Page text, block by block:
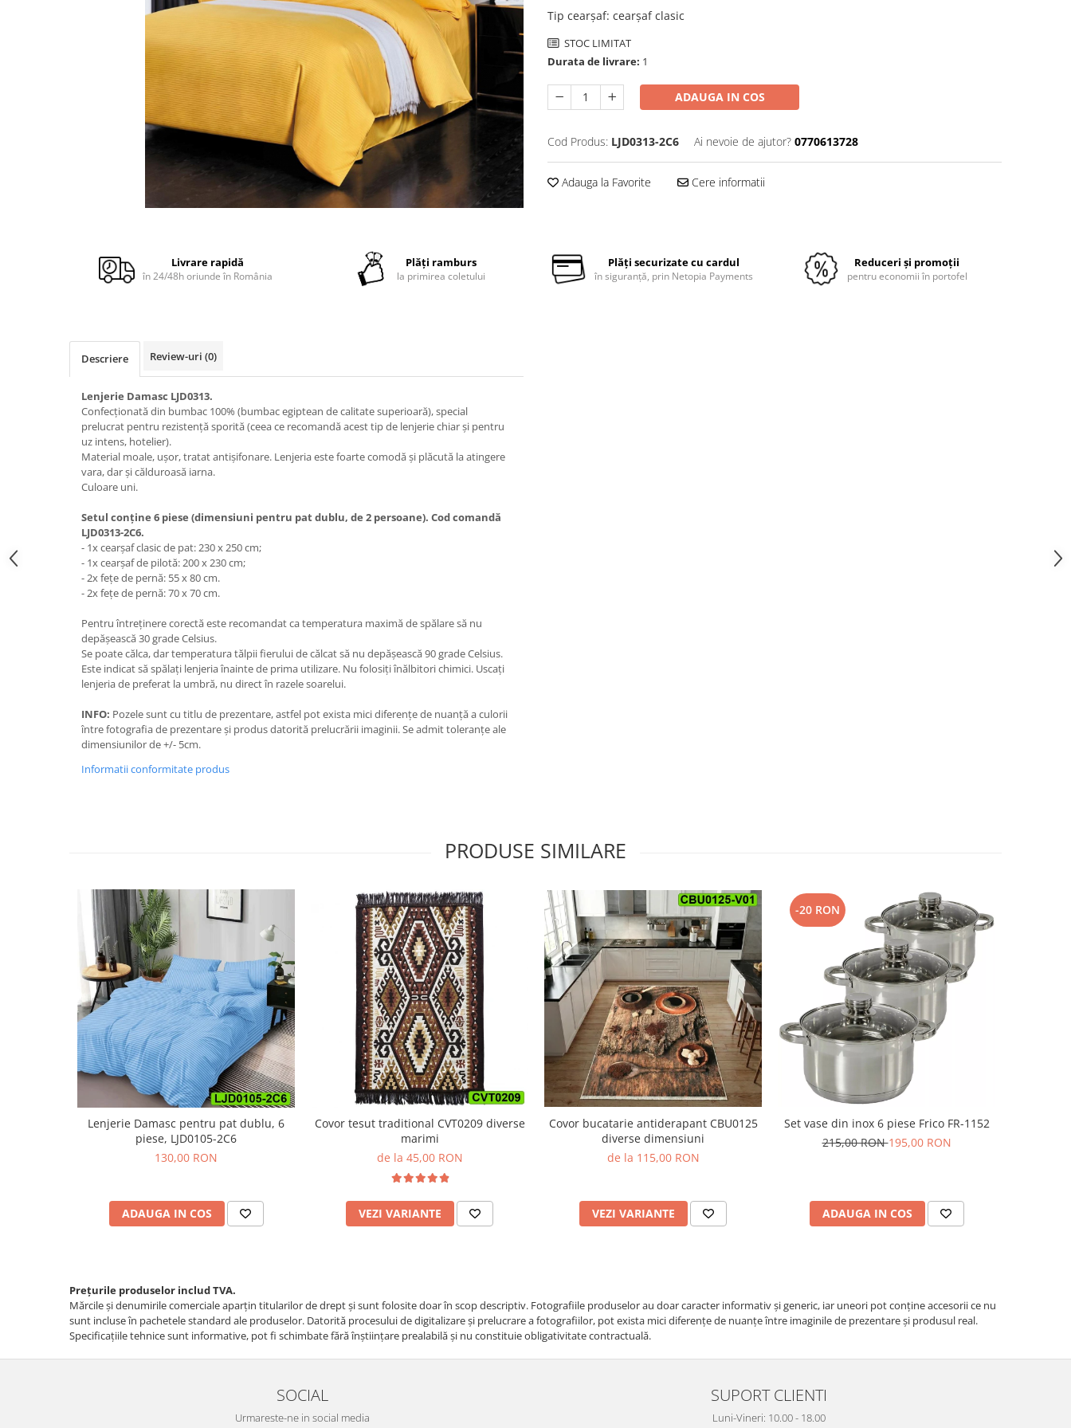
Huse de protectie pat finet
Tip cearșaf: cearșaf clasic
STOC LIMITAT
Durata de livrare: 1
ADAUGA IN COS
Cod Produs: LJD0313-2C6 Ai nevoie de ajutor? 0770613728
Adauga la Favorite Cere informatii
Livrare rapidă
în 24/48h oriunde în România
Plăți ramburs
la primirea coletului
Plăți securizate cu cardul
în siguranță, prin Netopia Payments
Reduceri și promoții
pentru economii în portofel
Descriere Review-uri (0)
Lenjerie Damasc LJD0313.
Confecționată din bumbac 100% (bumbac egiptean de calitate superioară), special
prelucrat pentru rezistență sporită (ceea ce recomandă acest tip de lenjerie chiar și pentru
uz intens, hotelier).
Material moale, ușor, tratat antișifonare. Lenjeria este foarte comodă și plăcută la atingere
vara, dar și călduroasă iarna.
Culoare uni.
Setul conține 6 piese (dimensiuni pentru pat dublu, de 2 persoane). Cod comandă
LJD0313-2C6.
- 1x cearșaf clasic de pat: 230 x 250 cm;
- 1x cearșaf de pilotă: 200 x 230 cm;
- 2x fețe de pernă: 55 x 80 cm.
- 2x fețe de pernă: 70 x 70 cm.
Pentru întreținere corectă este recomandat ca temperatura maximă de spălare să nu
depășească 30 grade Celsius.
Se poate călca, dar temperatura tălpii fierului de călcat să nu depășească 90 grade Celsius.
Este indicat să spălați lenjeria înainte de prima utilizare. Nu folosiți înălbitori chimici. Uscați
lenjeria de preferat la umbră, nu direct în razele soarelui.
INFO: Pozele sunt cu titlu de prezentare, astfel pot exista mici diferențe de nuanță a culorii
între fotografia de prezentare și produs datorită prelucrării imaginii. Se admit toleranțe ale
dimensiunilor de +/- 5cm.
Informatii conformitate produs
PRODUSE SIMILARE
Lenjerie Damasc pentru pat dublu, 6
piese, LJD0105-2C6
130,00 RON
ADAUGA IN COS
Covor tesut traditional CVT0209 diverse
marimi
de la 45,00 RON
VEZI VARIANTE
Covor bucatarie antiderapant CBU0125
diverse dimensiuni
de la 115,00 RON
VEZI VARIANTE
-20 RON
Set vase din inox 6 piese Frico FR-1152
215,00 RON195,00 RON
ADAUGA IN COS
Prețurile produselor includ TVA.
Mărcile și denumirile comerciale aparțin titularilor de drept şi sunt folosite doar în scop descriptiv. Fotografiile produselor au doar caracter informativ şi generic, iar uneori pot conţine accesorii ce nu
sunt incluse în pachetele standard ale produselor. Datorită procesului de digitalizare și prelucrare a fotografiilor, pot exista mici diferențe de nuanțe între imaginile de prezentare și produsul real.
Specificaţiile tehnice sunt informative, pot fi schimbate fără înştiinţare prealabilă şi nu constituie obligativitate contractuală.
SOCIAL
Urmareste-ne in social media
SUPORT CLIENTI
Luni-Vineri: 10.00 - 18.00